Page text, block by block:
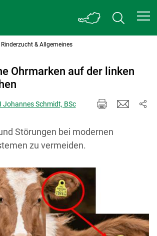
Rinderzucht & Allgemeines
Ohrmarken auf der linken
Johannes Schmidt, BSc
Störungen bei modernen
zu vermeiden.